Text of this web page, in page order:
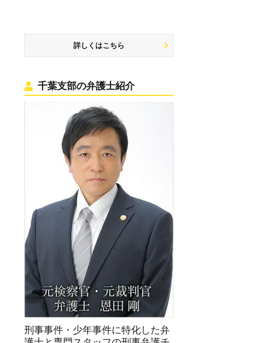
詳しくはこちら
千葉支部の弁護士紹介
刑事事件・少年事件に特化した弁